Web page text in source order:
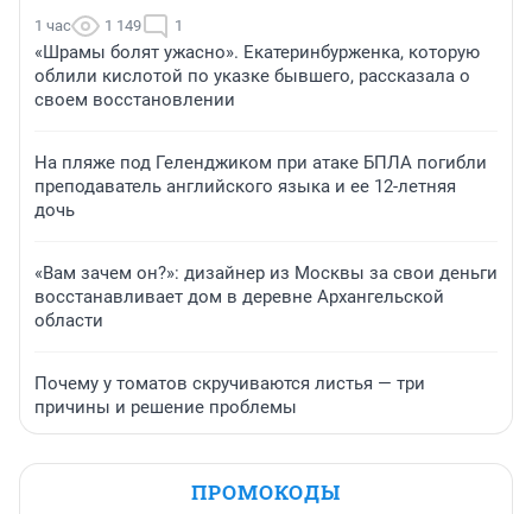
1 час 1 149 1
«Шрамы болят ужасно». Екатеринбурженка, которую
облили кислотой по указке бывшего, рассказала о
своем восстановлении
На пляже под Геленджиком при атаке БПЛА погибли
преподаватель английского языка и ее 12-летняя
дочь
«Вам зачем он?»: дизайнер из Москвы за свои деньги
восстанавливает дом в деревне Архангельской
области
Почему у томатов скручиваются листья — три
причины и решение проблемы
ПРОМОКОДЫ